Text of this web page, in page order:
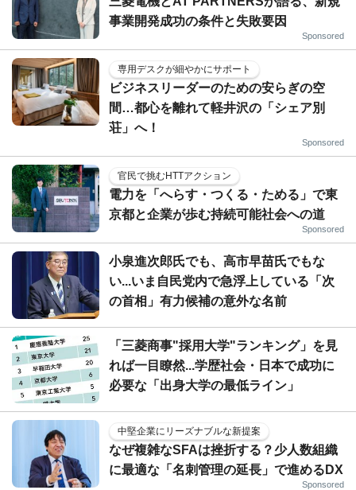
事業開発成功の条件と失敗要因
Sponsored
専用デスクが細やかにサポート
ビジネスリーダーのための安らぎの空
間…都心を離れて軽井沢の「シェア別
荘」へ！
Sponsored
官民で挑むHTTアクション
電力を「へらす・つくる・ためる」で東
京都と企業が歩む持続可能社会への道
Sponsored
小泉進次郎氏でも、高市早苗氏でもな
い...いま自民党内で急浮上している「次
の首相」有力候補の意外な名前
「三菱商事"採用大学"ランキング」を見
れば一目瞭然...学歴社会・日本で成功に
必要な「出身大学の最低ライン」
中堅企業にリーズナブルな新提案
なぜ複雑なSFAは挫折する？少人数組織
に最適な「名刺管理の延長」で進めるDX
Sponsored